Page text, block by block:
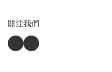
關注我們